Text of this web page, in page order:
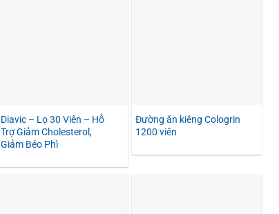
Diavic – Lọ 30 Viên – Hỗ
Trợ Giảm Cholesterol,
Giảm Béo Phì
Đường ăn kiêng Cologrin
1200 viên